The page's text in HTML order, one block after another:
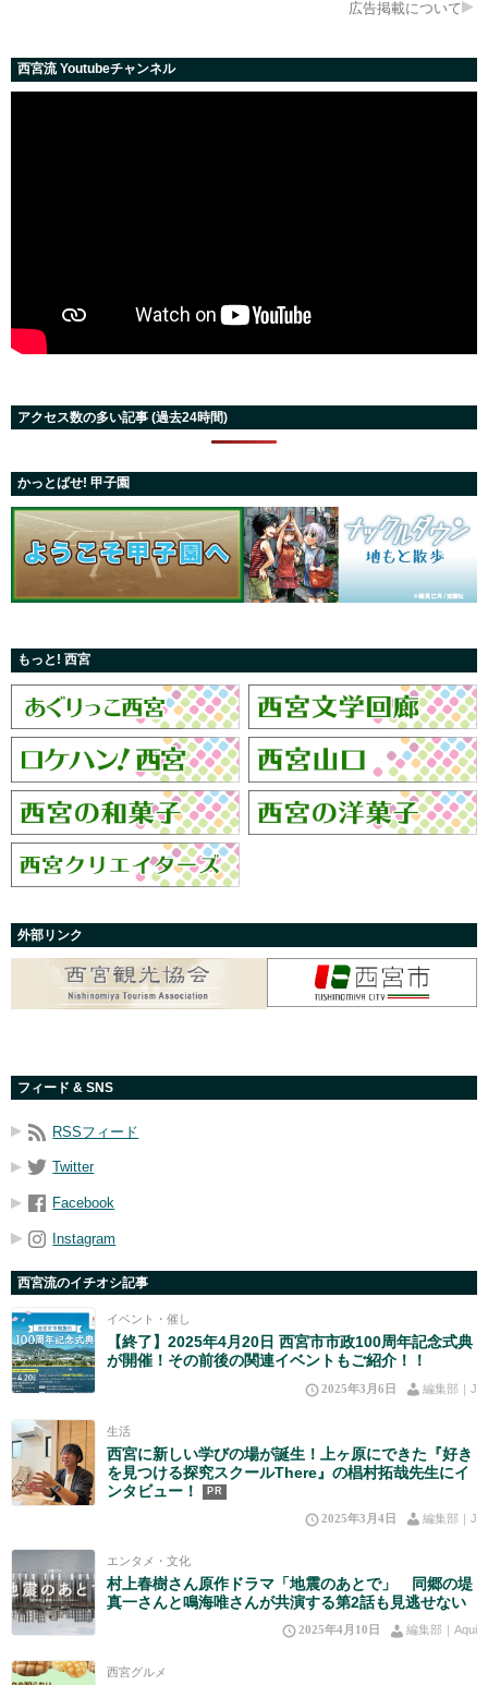
広告掲載について
西宮流 Youtubeチャンネル
アクセス数の多い記事 (過去24時間)
かっとばせ! 甲子園
もっと! 西宮
外部リンク
フィード & SNS
RSSフィード
Twitter
Facebook
Instagram
西宮流のイチオシ記事
イベント・催し
【終了】2025年4月20日 西宮市市政100周年記念式典
が開催！その前後の関連イベントもご紹介！！
2025年3月6日 編集部｜J
生活
西宮に新しい学びの場が誕生！上ヶ原にできた『好き
を見つける探究スクールThere』の椙村拓哉先生にイ
ンタビュー！
PR
2025年3月4日 編集部｜J
エンタメ・文化
村上春樹さん原作ドラマ「地震のあとで」 同郷の堤
真一さんと鳴海唯さんが共演する第2話も見逃せない
2025年4月10日 編集部｜Aqui
西宮グルメ